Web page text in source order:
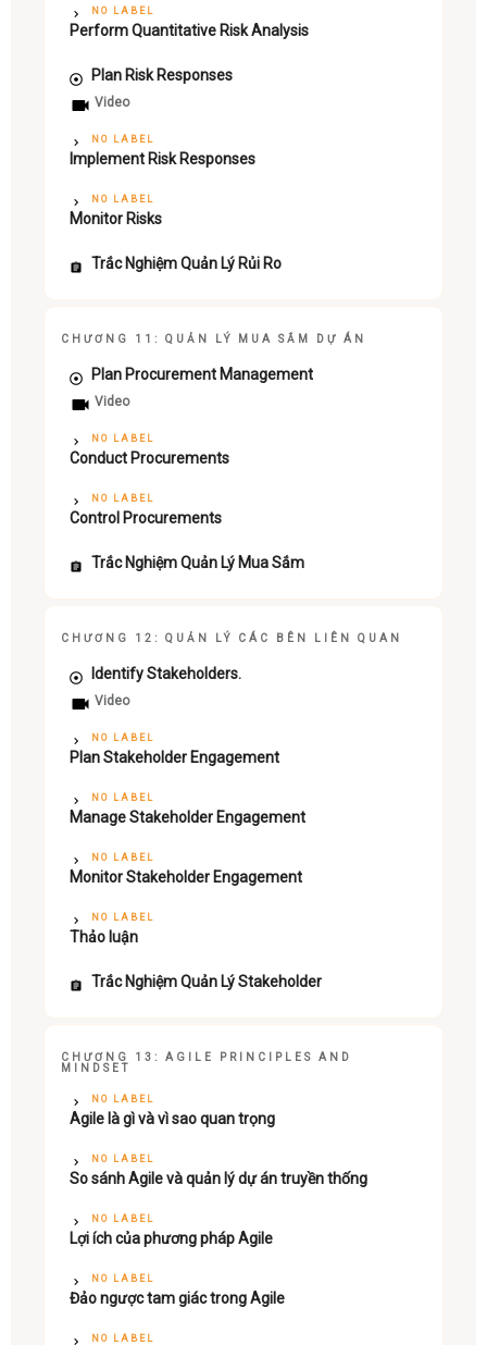
NO LABEL
Perform Quantitative Risk Analysis
Plan Risk Responses
Video
NO LABEL
Implement Risk Responses
NO LABEL
Monitor Risks
Trắc Nghiệm Quản Lý Rủi Ro
CHƯƠNG 11: QUẢN LÝ MUA SẮM DỰ ÁN
Plan Procurement Management
Video
NO LABEL
Conduct Procurements
NO LABEL
Control Procurements
Trắc Nghiệm Quản Lý Mua Sắm
CHƯƠNG 12: QUẢN LÝ CÁC BÊN LIÊN QUAN
Identify Stakeholders.
Video
NO LABEL
Plan Stakeholder Engagement
NO LABEL
Manage Stakeholder Engagement
NO LABEL
Monitor Stakeholder Engagement
NO LABEL
Thảo luận
Trắc Nghiệm Quản Lý Stakeholder
CHƯƠNG 13: AGILE PRINCIPLES AND
MINDSET
NO LABEL
Agile là gì và vì sao quan trọng
NO LABEL
So sánh Agile và quản lý dự án truyền thống
NO LABEL
Lợi ích của phương pháp Agile
NO LABEL
Đảo ngược tam giác trong Agile
NO LABEL